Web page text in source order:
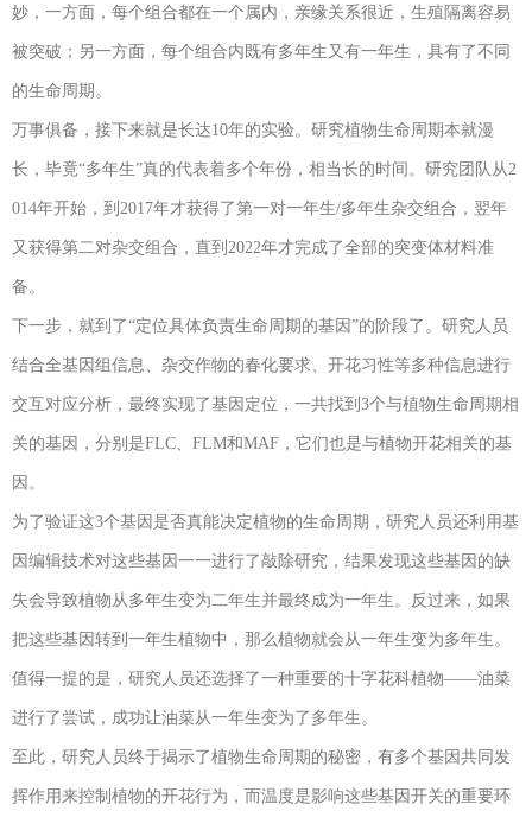
妙，一方面，每个组合都在一个属内，亲缘关系很近，生殖隔离容易
被突破；另一方面，每个组合内既有多年生又有一年生，具有了不同
的生命周期。
万事俱备，接下来就是长达10年的实验。研究植物生命周期本就漫
长，毕竟“多年生”真的代表着多个年份，相当长的时间。研究团队从2
014年开始，到2017年才获得了第一对一年生/多年生杂交组合，翌年
又获得第二对杂交组合，直到2022年才完成了全部的突变体材料准
备。
下一步，就到了“定位具体负责生命周期的基因”的阶段了。研究人员
结合全基因组信息、杂交作物的春化要求、开花习性等多种信息进行
交互对应分析，最终实现了基因定位，一共找到3个与植物生命周期相
关的基因，分别是FLC、FLM和MAF，它们也是与植物开花相关的基
因。
为了验证这3个基因是否真能决定植物的生命周期，研究人员还利用基
因编辑技术对这些基因一一进行了敲除研究，结果发现这些基因的缺
失会导致植物从多年生变为二年生并最终成为一年生。反过来，如果
把这些基因转到一年生植物中，那么植物就会从一年生变为多年生。
值得一提的是，研究人员还选择了一种重要的十字花科植物——油菜
进行了尝试，成功让油菜从一年生变为了多年生。
至此，研究人员终于揭示了植物生命周期的秘密，有多个基因共同发
挥作用来控制植物的开花行为，而温度是影响这些基因开关的重要环